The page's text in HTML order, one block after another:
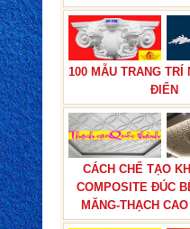
100 MẪU TRANG TRÍ
ĐIỂN
CÁCH CHẾ TẠO
COMPOSITE ĐÚC
MĂNG-THẠCH